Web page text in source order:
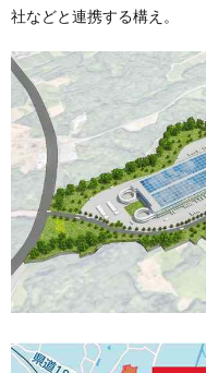
社などと連携する構え。